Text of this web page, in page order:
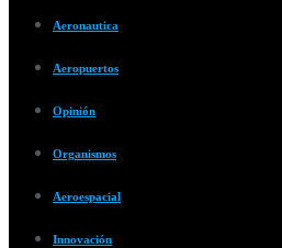
Aeronautica
Aeropuertos
Opinión
Organismos
Aeroespacial
Innovación